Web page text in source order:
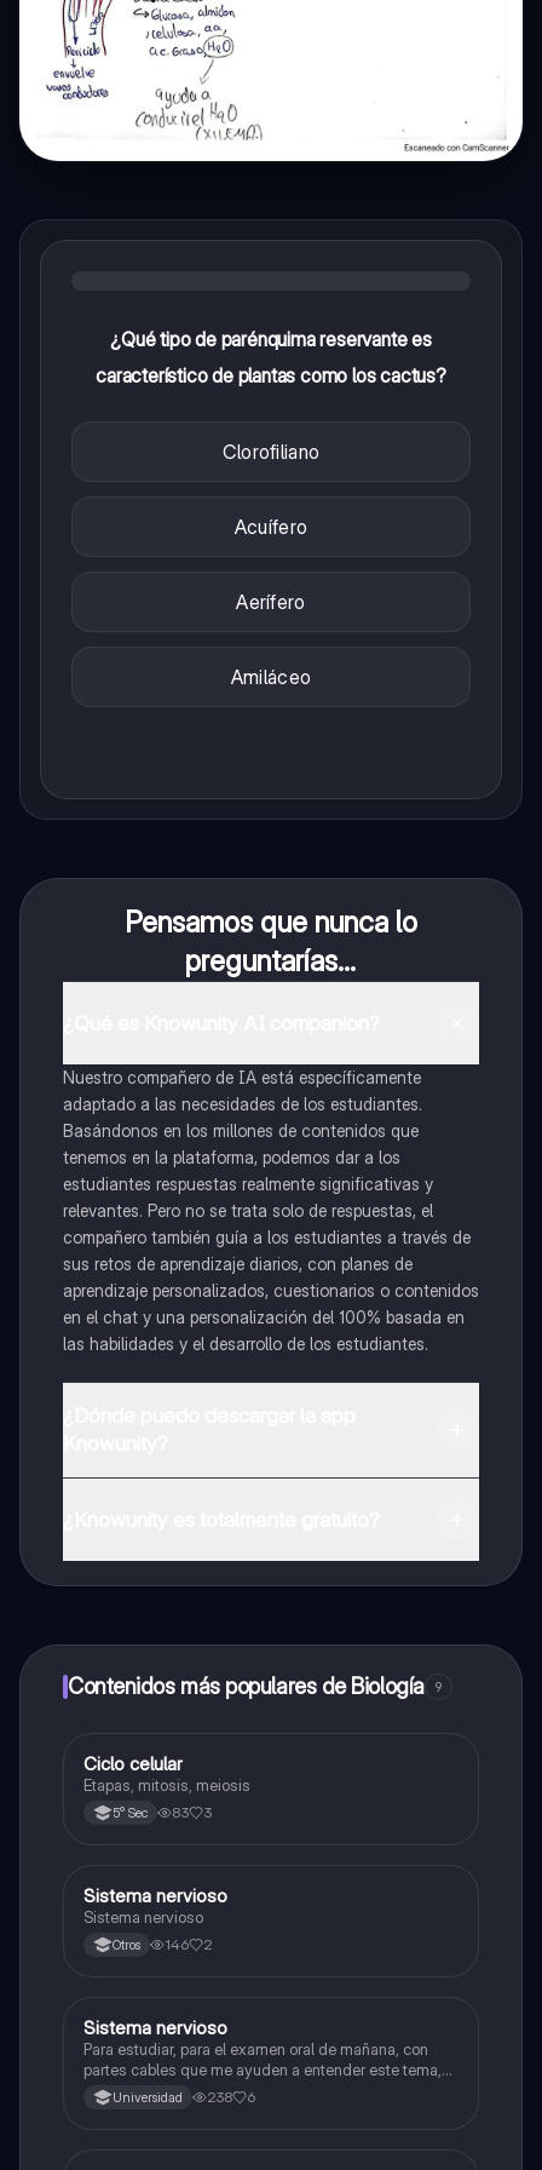
¿Qué tipo de parénquima reservante es
característico de plantas como los cactus?
Clorofiliano
Acuífero
Aerífero
Amiláceo
Pensamos que nunca lo
preguntarías...
Nuestro compañero de IA está específicamente
adaptado a las necesidades de los estudiantes.
Basándonos en los millones de contenidos que
tenemos en la plataforma, podemos dar a los
estudiantes respuestas realmente significativas y
relevantes. Pero no se trata solo de respuestas, el
compañero también guía a los estudiantes a través de
sus retos de aprendizaje diarios, con planes de
aprendizaje personalizados, cuestionarios o contenidos
en el chat y una personalización del 100% basada en
las habilidades y el desarrollo de los estudiantes.
a determinadas funciones.
Contenidos más populares de Biología 9
Biología
Ciclo celular
Etapas, mitosis, meiosis
5° Sec 83 3
Biología
Sistema nervioso
Sistema nervioso
Otros 146 2
Biología
Sistema nervioso
Para estudiar, para el examen oral de mañana, con
partes cables que me ayuden a entender este tema,
porque se me complica un poco ya que el tema es
muy extenso y quisiera poder lograr entenderlo
Universidad 238 6